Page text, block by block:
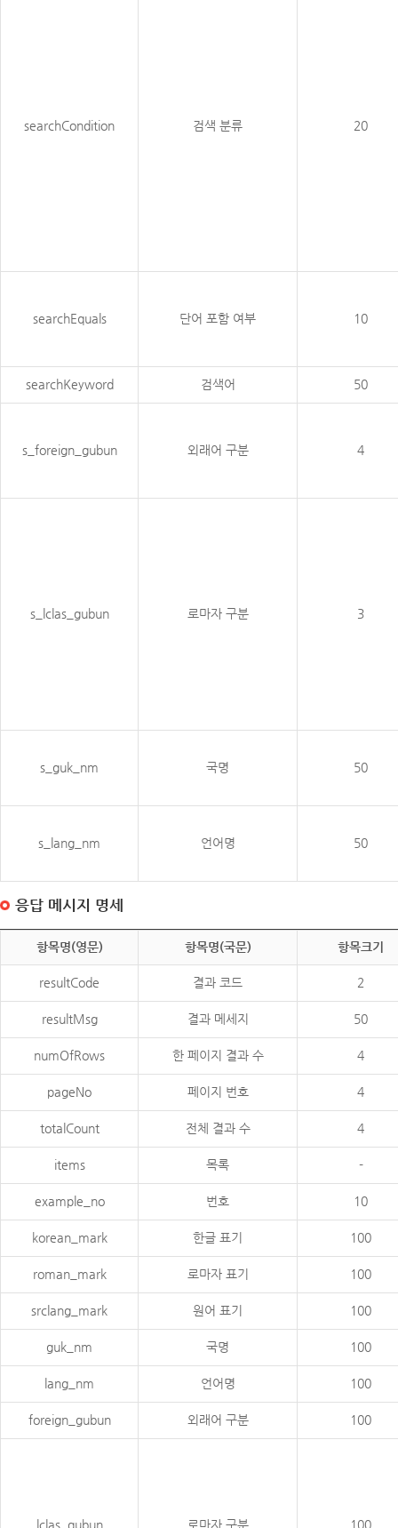
searchCondition 검색 분류 20
searchEquals 단어 포함 여부 10
searchKeyword 검색어 50
s_foreign_gubun 외래어 구분 4
s_lclas_gubun 로마자 구분 3
s_guk_nm 국명 50
s_lang_nm 언어명 50
응답 메시지 명세
항목명(영문) 항목명(국문) 항목크기
resultCode 결과 코드 2
resultMsg 결과 메세지 50
numOfRows 한 페이지 결과 수 4
pageNo 페이지 번호 4
totalCount 전체 결과 수 4
items 목록 -
example_no 번호 10
korean_mark 한글 표기 100
roman_mark 로마자 표기 100
srclang_mark 원어 표기 100
guk_nm 국명 100
lang_nm 언어명 100
foreign_gubun 외래어 구분 100
lclas_gubun 로마자 구분 100